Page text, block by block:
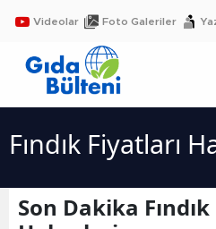
Videolar Foto Galeriler
Fındık Fiyatları
Son Dakika